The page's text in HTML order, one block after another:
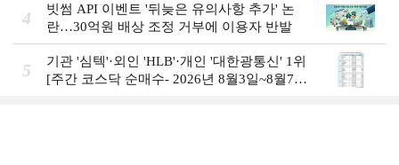
4
빗썸 API 이벤트 '뒤늦은 유의사항 추가' 논
란…30억원 배상 조정 거부에 이용자 반발
5
기관 '심텍'·외인 'HLB'·개인 '대한광통신' 1위
[주간 코스닥 순매수- 2026년 8월3일~8월7